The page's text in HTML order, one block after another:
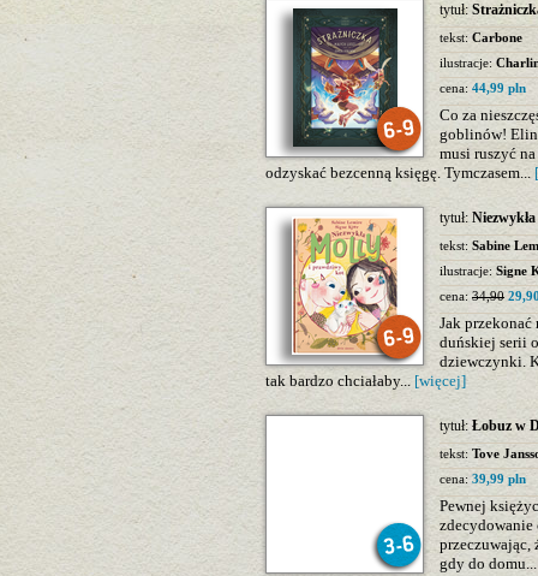
tytuł:
tekst: Carbone
ilustracje:
cena: 44,99 pln
Co za
goblinów!
musi ruszyć
odzyskać bezcenną księgę. Tymczasem...
tytuł:
tekst: Sabine
ilustracje: Signe
cena: 34,90
Jak
duńskiej serii
dziewczynki.
tak bardzo chciałaby... [więcej]
tytuł: Łobuz w
tekst: Tove
cena: 39,99 pln
Pewnej
zdecydowanie
przeczuwając,
gdy do